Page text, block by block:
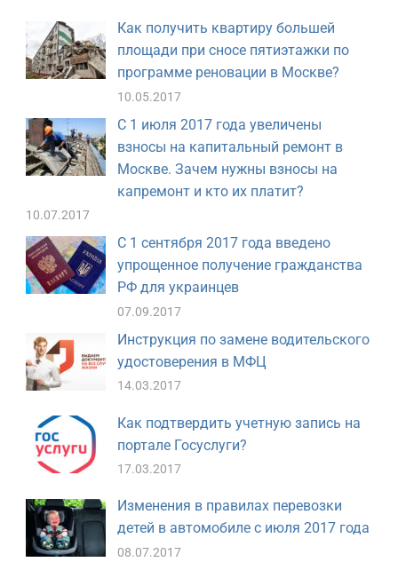
Как получить квартиру большей
площади при сносе пятиэтажки по
программе реновации в Москве?
10.05.2017
С 1 июля 2017 года увеличены
взносы на капитальный ремонт в
Москве. Зачем нужны взносы на
капремонт и кто их платит?
10.07.2017
С 1 сентября 2017 года введено
упрощенное получение гражданства
РФ для украинцев
07.09.2017
Инструкция по замене водительского
удостоверения в МФЦ
14.03.2017
Как подтвердить учетную запись на
портале Госуслуги?
17.03.2017
Изменения в правилах перевозки
детей в автомобиле с июля 2017 года
08.07.2017